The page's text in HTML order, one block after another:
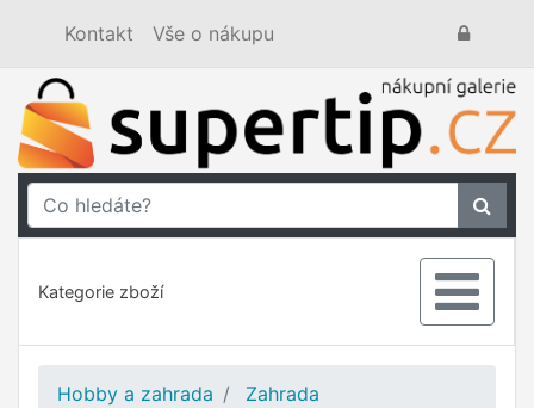
Kontakt Vše o nákupu
Kategorie zboží
Hobby a zahrada
Zahrada